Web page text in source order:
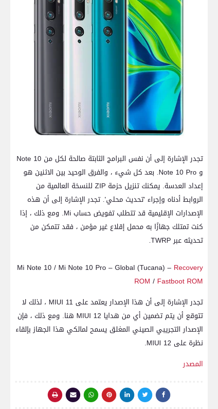
تجدر الإشارة إلى أن نفس البرامج الثابتة صالحة لكل من Note 10
و Note 10 Pro. بعد كل شيء ، والفرق الوحيد بين الاثنين هو
إعداد العدسة. يمكنك تنزيل حزمة ZIP للنسخة العالمية من
الروابط أدناه وإجراء 'تحديث محلي'. تجدر الإشارة إلى أن هذه
الإصدارات الإقليمية قد تتطلب تفويض حساب Mi. ومع ذلك ، إذا
كنت تمتلك جهازًا به محمل إقلاع غير مؤمن ، فقد تتمكن من
تحديثه عبر TWRP.
Mi Note 10 / Mi Note 10 Pro – Global (Tucana) – Recovery
ROM / Fastboot ROM
تجدر الإشارة إلى أن هذا الإصدار يعتمد على MIUI 11 ، لذلك لا
تتوقع أن يتم تضمين أي من هدايا MIUI 12 هنا. ومع ذلك ، فإن
الإصدار التجريبي الصيني المغلق يسمح لمالكي هذا الجهاز بإلقاء
نظرة على MIUI 12.
المصدر